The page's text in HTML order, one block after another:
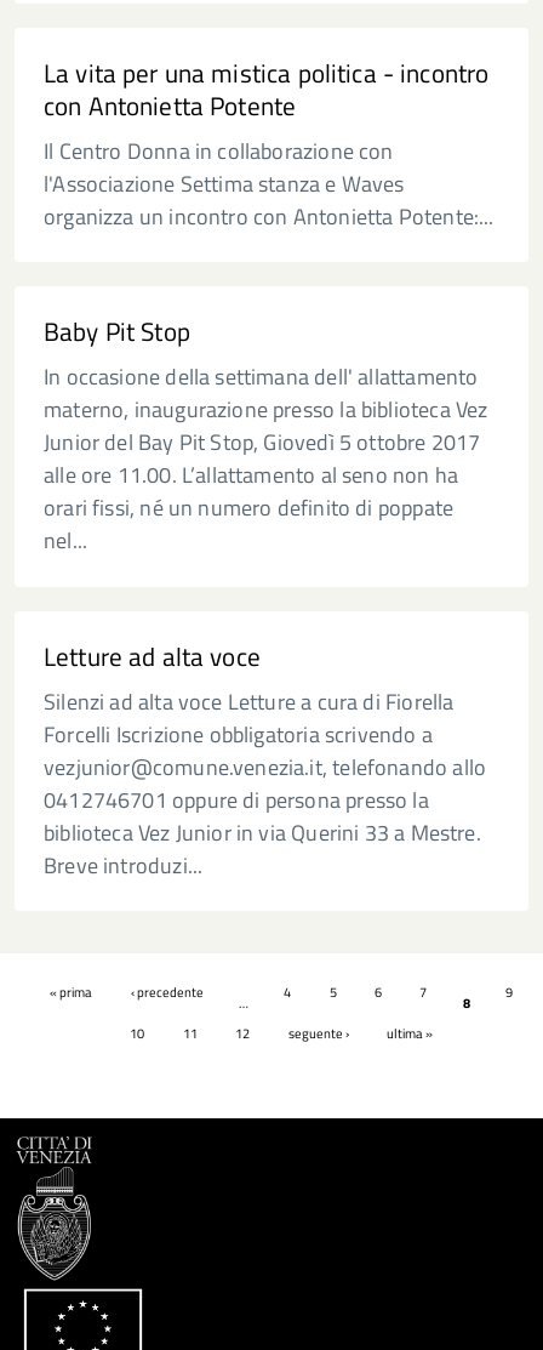
La vita per una mistica politica - incontro
con Antonietta Potente
Il Centro Donna in collaborazione con
l'Associazione Settima stanza e Waves
organizza un incontro con Antonietta Potente:...
Baby Pit Stop
In occasione della settimana dell' allattamento
materno, inaugurazione presso la biblioteca Vez
Junior del Bay Pit Stop, Giovedì 5 ottobre 2017
alle ore 11.00. L’allattamento al seno non ha
orari fissi, né un numero definito di poppate
nel...
Letture ad alta voce
Silenzi ad alta voce Letture a cura di Fiorella
Forcelli Iscrizione obbligatoria scrivendo a
vezjunior@comune.venezia.it, telefonando allo
0412746701 oppure di persona presso la
biblioteca Vez Junior in via Querini 33 a Mestre.
Breve introduzi...
Pagine« prima ‹ precedente
…
4 5 6 7
8
9
10 11 12 seguente › ultima »